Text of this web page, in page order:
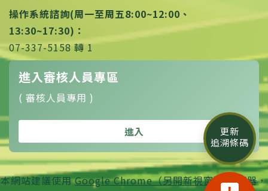
更新
追溯條碼
操作系統諮詢(周一至周五8:00~12:00、
13:30~17:30)：
07-337-5158 轉 1
進入審核人員專區
( 審核人員專用 )
進入
本網站建議使用Google Chrome（另開新視窗）瀏覽器，